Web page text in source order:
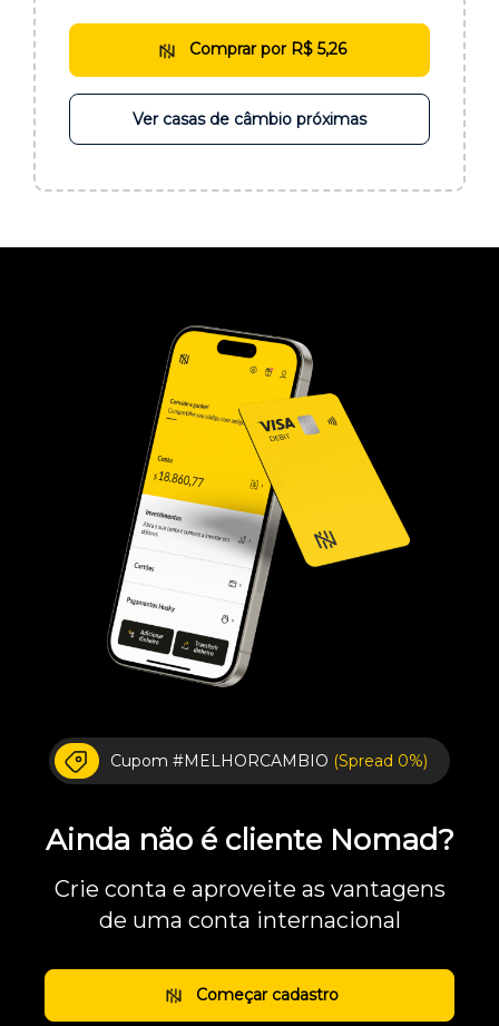
Comprar por R$ 5,26
Ver casas de câmbio próximas
Cupom #MELHORCAMBIO (Spread 0%)
Ainda não é cliente Nomad?
Crie conta e aproveite as vantagens
de uma conta internacional
Começar cadastro